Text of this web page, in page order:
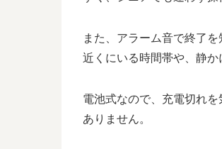
また、アラーム音で終了を
近くにいる時間帯や、静か
電池式なので、充電切れ
ありません。